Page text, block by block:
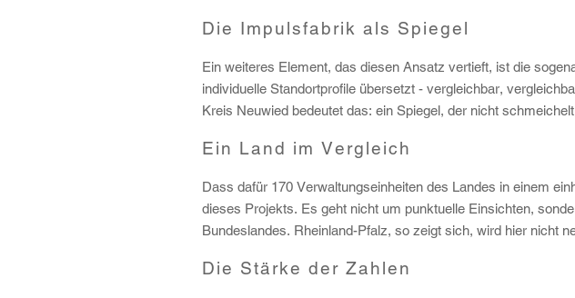
Die Impulsfabrik als Spiegel
Ein weiteres Element, das diesen Ansatz vertieft, ist die
individuelle Standortprofile übersetzt - vergleichbar,
Kreis Neuwied bedeutet das: ein Spiegel, der nicht
Ein Land im Vergleich
Dass dafür 170 Verwaltungseinheiten des Landes in einem
dieses Projekts. Es geht nicht um punktuelle Einsichten,
Bundeslandes. Rheinland-Pfalz, so zeigt sich, wird hier nicht
Die Stärke der Zahlen